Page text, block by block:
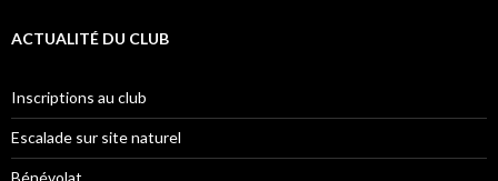
ACTUALITÉ DU CLUB
Inscriptions au club
Escalade sur site naturel